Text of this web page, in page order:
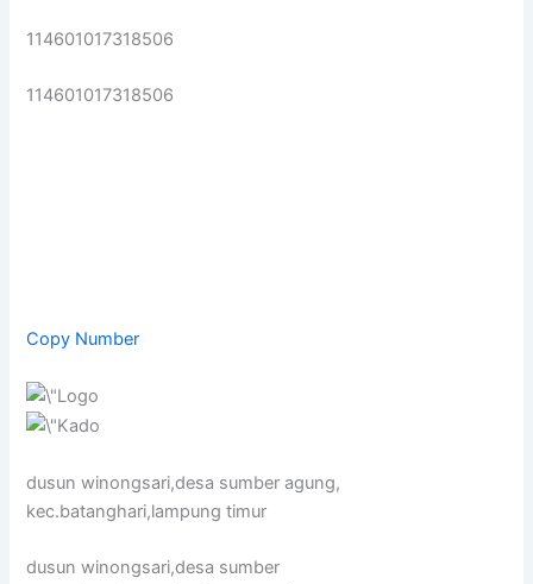
114601017318506
114601017318506
Copy Number
dusun winongsari,desa sumber agung,
kec.batanghari,lampung timur
dusun winongsari,desa sumber